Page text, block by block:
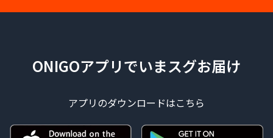
ONIGOアプリでいまスグお届け
アプリのダウンロードはこちら